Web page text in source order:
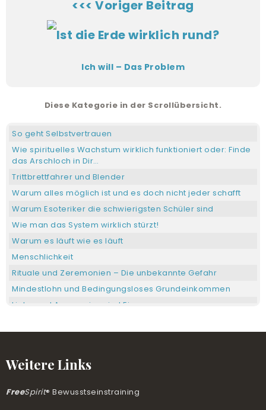
<<< Voriger Beitrag
Ich will – Das Problem
Diese Kategorie in der Scrollübersicht.
So geht Selbstvertrauen
Wie spirituelles Wachstum wirklich funktioniert oder: Finde
das Arschloch in Dir…
Trittbrettfahrer und Blender
Warum alles möglich ist und es doch nicht jeder schafft
Warum Esoteriker die schwierigsten Schüler sind
Wie man das System wirklich stürzt!
Warum es läuft wie es läuft
Menschlichkeit
Rituale und Zeremonien – Die unbekannte Gefahr
Mindestlohn und Bedingungsloses Grundeinkommen
Liebe und Aggression sind Eins
Umgang mit aggressiven Menschen
Die Welt – ein Spiegel deiner Seele
Weitere Links
FreeSpirit® Bewusstseinstraining